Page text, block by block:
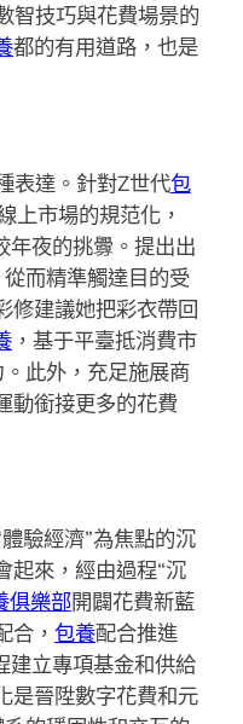
智技巧與花費場景的
都的有用道路，也是
表達。針對Z世代包
上市場的規范化，
年夜的挑釁。提出出
而精準觸達目的受
修建議她把彩衣帶回
，基于平臺抵消費市
此外，充足施展商
動銜接更多的花費
驗經濟”為焦點的沉
起來，經由過程“沉
俱樂部開闢花費新藍
合， 包養配合推進
建立專項基金和供給
是晉陞數字花費和元